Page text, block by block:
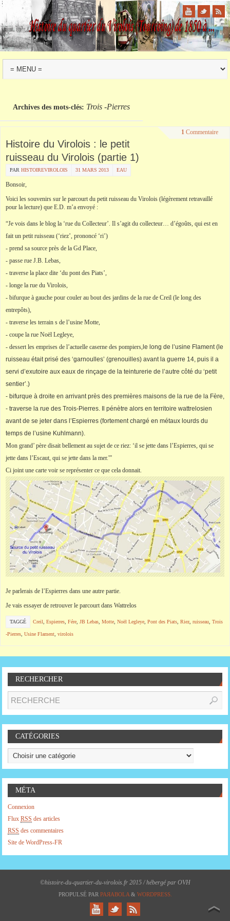
Archives des mots-clés: Trois -Pierres
1 Commentaire
Histoire du Virolois : le petit
ruisseau du Virolois (partie 1)
PAR HISTOIREVIROLOIS 31 MARS 2013 EAU
Bonsoir,
Voici les souvenirs sur le parcourt du petit ruisseau du Virolois (légèrement retravaillé
pour la lecture) que E.D. m’a envoyé :
“Je vois dans le blog la ‘rue du Collecteur’. Il s’agit du collecteur… d’égoûts, qui est en
fait un petit ruisseau (‘riez’, prononcé ‘ri’)
- prend sa source près de la Gd Place,
- passe rue J.B. Lebas,
- traverse la place dite ‘du pont des Piats’,
- longe la rue du Virolois,
- bifurque à gauche pour couler au bout des jardins de la rue de Creil (le long des
entrepôts),
- traverse les terrain s de l’usine Motte,
- coupe la rue Noël Legleye,
- dessert les emprises de l’actuelle caserne des pompiers, le long de l’usine Flament (le
ruisseau était prisé des ‘garnoulles’ (grenouilles) avant la guerre 14, puis il a
servi d’exutoire aux eaux de rinçage de la teinturerie de l’autre côté du ‘petit
sentier’.)
- bifurque à droite en arrivant près des premières maisons de la rue de la Fère,
- traverse la rue des Trois-Pierres. Il pénètre alors en territoire wattrelosien
avant de se jeter dans l’Espierres (fortement chargé en métaux lourds du
temps de l’usine Kuhlmann).
Mon grand’ père disait bellement au sujet de ce riez: ‘il se jette dans l’Espierres, qui se
jette dans l’Escaut, qui se jette dans la mer.'”
Ci joint une carte voir se représenter ce que cela donnait.
Je parlerais de l’Espierres dans une autre partie.
Je vais essayer de retrouver le parcourt dans Wattrelos
TAGGÉ Creil Espierres Fére JB Lebas Motte Noël Legleye Pont des Piats Riez ruisseau Trois
-Pierres Usine Flament virolois
RECHERCHER
CATÉGORIES
MÉTA
Connexion
FluxRSS des articles
RSS des commentaires
Site de WordPress-FR
©histoire-du-quartier-du-virolois.fr 2015 / hébergé par OVH
PROPULSÉ PAR PAЯABOLA& WORDPRESS.